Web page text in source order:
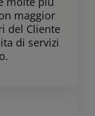
maggior
del Cliente
di servizi